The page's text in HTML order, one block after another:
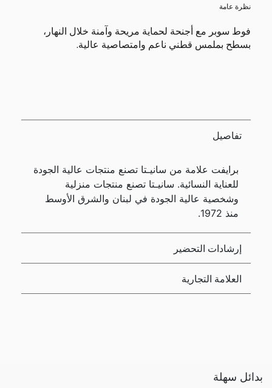
نظرة عامة
فوط سوبر مع أجنحة لحماية مريحة وآمنة خلال النهار،
بسطح بملمس قطني ناعم وامتصاصية عالية.
تفاصيل
برايفت علامة من سانيـتا تصنع منتجات عالية الجودة
للعناية النسائية. سانيـتا تصنع منتجات منزلية
وشخصية عالية الجودة في لبنان والشرق الأوسط
منذ 1972.
إرشادات التحضير
العلامة التجارية
بدائل سهلة